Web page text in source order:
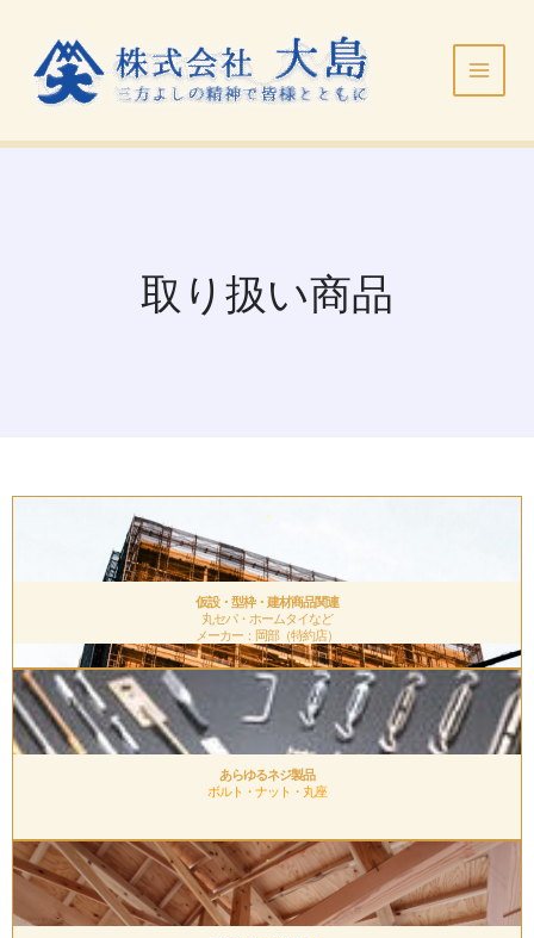
ッ
Menu
取り扱い商品
.
仮設・型枠・建材商品関連
丸セパ・ホームタイなど
メーカー：岡部（特約店）
.
あらゆるネジ製品
ボルト・ナット・丸座
.